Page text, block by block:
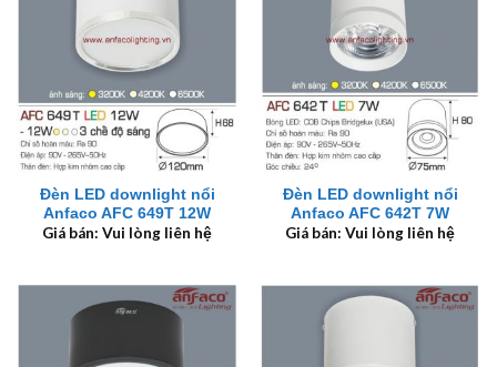
Đèn LED downlight nổi
Anfaco AFC 649T 12W
Giá bán: Vui lòng liên hệ
Đèn LED downlight nổi
Anfaco AFC 642T 7W
Giá bán: Vui lòng liên hệ